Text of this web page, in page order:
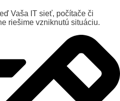
Vaša IT sieť, počítače či
riešime vzniknutú situáciu.